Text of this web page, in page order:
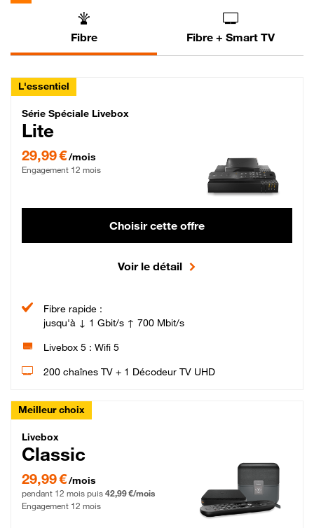
Fibre Fibre + Smart TV
L'essentiel
Série Spéciale Livebox Lite Fibre
Série Spéciale Livebox
Lite
29,99 €/mois
Engagement 12 mois
Choisir cette offre
Voir le détail
Fibre rapide :
jusqu'à ↓ 1 Gbit/s ↑ 700 Mbit/s
Livebox 5 : Wifi 5
200 chaînes TV + 1 Décodeur TV UHD
Meilleur choix
Livebox Classic Fibre
Livebox
Classic
29,99 € par mois pendant 12 mois puis 42,99 € par mois, Engagement 12 mois
29,99 €/mois
pendant 12 mois puis 42,99 €/mois
Engagement 12 mois